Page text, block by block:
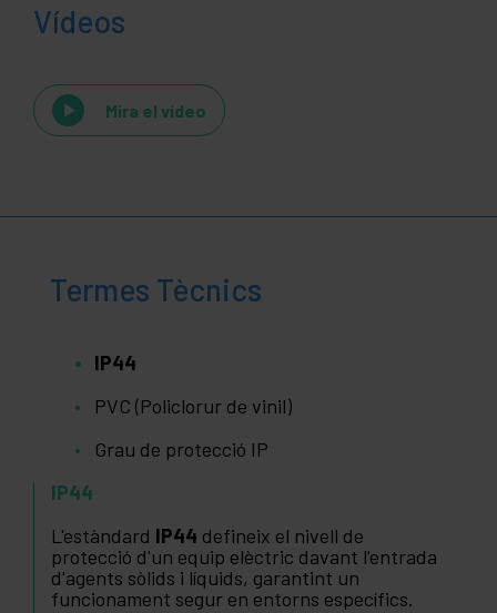
Vídeos
Mira el vídeo
Termes Tècnics
IP44
PVC (Policlorur de vinil)
Grau de protecció IP
IP44
L'estàndard IP44 defineix el nivell de
protecció d'un equip elèctric davant l'entrada
d'agents sòlids i líquids, garantint un
funcionament segur en entorns específics.